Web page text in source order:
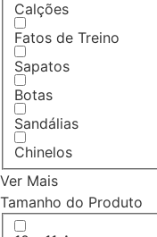
Calções
Fatos de Treino
Sapatos
Botas
Sandálias
Chinelos
Ver Mais
Tamanho do Produto